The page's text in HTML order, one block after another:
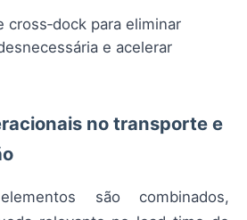
cross‑dock para eliminar
e acelerar
no transporte e
são combinados,